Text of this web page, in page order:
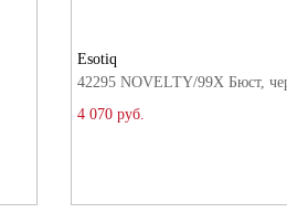
Esotiq
42295 NOVELTY/99X Бюст,
4 070 руб.